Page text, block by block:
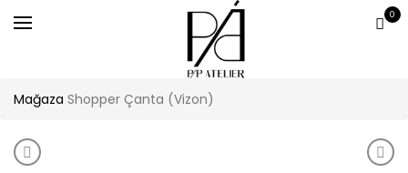
0
Mağaza Shopper Çanta (Vizon)
Product navigation
Little Pocket (Turuncu)